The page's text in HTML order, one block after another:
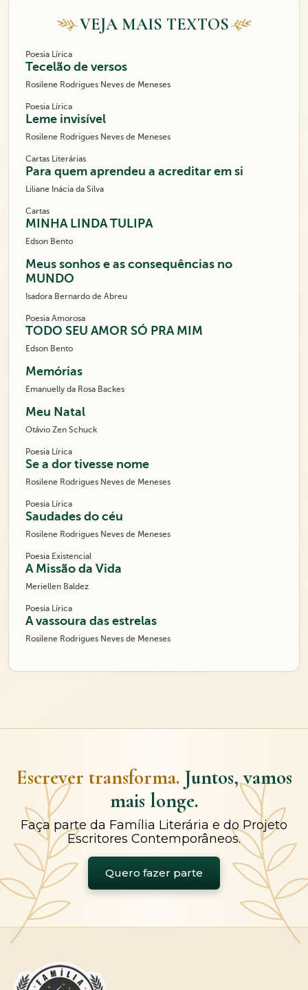
VEJA MAIS TEXTOS
Poesia Lírica
Tecelão de versos
Rosilene Rodrigues Neves de Meneses
Poesia Lírica
Leme invisível
Rosilene Rodrigues Neves de Meneses
Cartas Literárias
Para quem aprendeu a acreditar em si
Liliane Inácia da Silva
Cartas
MINHA LINDA TULIPA
Edson Bento
Meus sonhos e as consequências no
MUNDO
Isadora Bernardo de Abreu
Poesia Amorosa
TODO SEU AMOR SÓ PRA MIM
Edson Bento
Memórias
Emanuelly da Rosa Backes
Meu Natal
Otávio Zen Schuck
Poesia Lírica
Se a dor tivesse nome
Rosilene Rodrigues Neves de Meneses
Poesia Lírica
Saudades do céu
Rosilene Rodrigues Neves de Meneses
Poesia Existencial
A Missão da Vida
Meriellen Baldez
Poesia Lírica
A vassoura das estrelas
Rosilene Rodrigues Neves de Meneses
Escrever transforma. Juntos, vamos
mais longe.
Faça parte da Família Literária e do Projeto
Escritores Contemporâneos.
Quero fazer parte